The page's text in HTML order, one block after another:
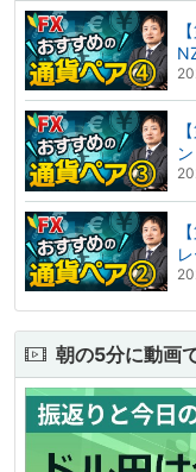
朝の5分に動画